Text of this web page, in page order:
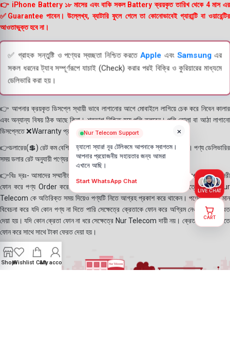
👉 iPhone Battery ১৮ মাসের এবং বাকি সকল Battery ক্রয়কৃত তারিখ থেকে 4 মাস এর
✅Guarantee পাবেন। উল্লেখ্য, ব্যাটারি ফুলে গেলে তা কোনোভাবেই গ্যারান্টি বা ওয়ারেন্টির
আওতাভুক্ত হবে না।
✅ গ্রাহক সন্তুষ্টি ও পণ্যের স্বচ্ছতা নিশ্চিত করতেApple এবংSamsung এর
সকল ধরনের ট্যাব সম্পূর্ণরূপে যাচাই (Check) করার পরই বিক্রি ও কুরিয়ারের মাধ্যমে
ডেলিভারি করা হয়।
👉 আপনার ক্রয়কৃত ডিসপ্লে স্থায়ী ভাবে লাগানোর আগে মোবাইলে লাগিয়ে চেক করে নিবেন কালার
এবং অন্যান্য বিষয় ঠিক আছে কিনা। শতভাগ নিশ্চিত হয়ে পলি তুলবেন। পলি তোলা বা আঠা লাগানো
ডিসপ্লেতে ❌Warranty প্রদান করা হয় না।
👉ডলারের(💲) রেট কম বেশির জন্য পণ্যের দাম যেকোন সময় বাড়তে বা কমতে পারে। পণ্য ডেলিভারির
সময় ডলার রেট অনুযায়ী পণ্যের দাম নির্ধারণ করা হয়।
👉বিঃ দ্রঃ- আমাদের সম্মানীত ক্রেতাগন Website, Whatsapp, Messenger এবং সরাসরী
ফোন করে পণ্য Order করে থাকে। যদি কোন পণ্য stock এ না থাকে সেক্ষেত্রে ক্রেতা Nur
Telecom কে অতিরিক্ত সময় দিয়েও পণ্যটি নিতে আগ্রহ প্রকাশ করে থাকেন। পণ্যের গুনগত মান
বিবেচনা করে যদি কোন পণ্য না দিতে পারি সেক্ষেত্রে ক্রেতাকে ফোন করে অগ্রিম নেওয়া টাকা ফেরত
দেয়া হয়। যদি কোন ক্রেতা ফোন না ধরে সেক্ষেত্রে Nur Telecom দায়ী নয়। ক্রেতা যদি পরবর্তীতে
ফোন করে সাথে সাথে টাকা ফেরত দেয়া হয়।
ShopWishlist CartMy account
×
Nur Telecom Support
হ্যালো স্যার! নূর টেলিকমে আপনাকে স্বাগতম।
আপনার প্রয়োজনীয় সহায়তার জন্য আমরা
এখানে আছি।
Start WhatsApp Chat
LIVE CHAT
CART